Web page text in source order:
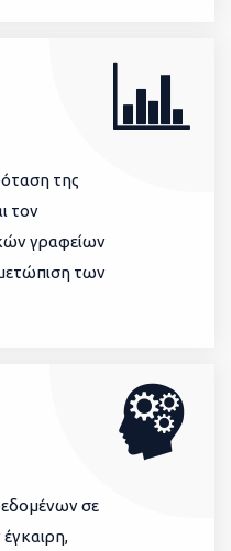
της
τον
γραφείων
των
σε